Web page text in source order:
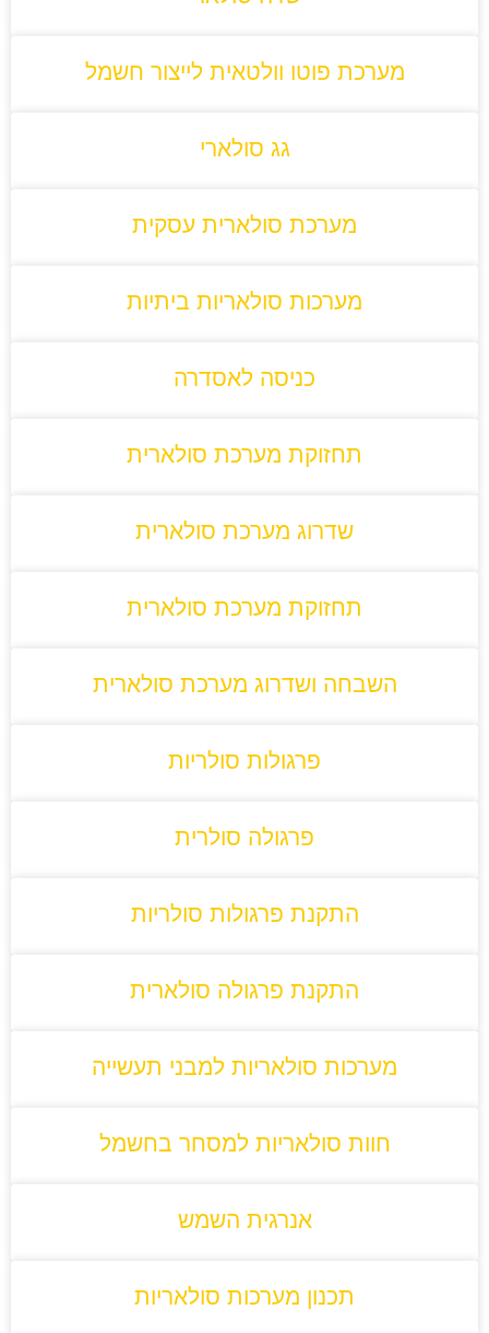
מערכת פוטו וולטאית לייצור חשמל
גג סולארי
מערכת סולארית עסקית
מערכות סולאריות ביתיות
כניסה לאסדרה
תחזוקת מערכת סולארית
שדרוג מערכת סולארית
תחזוקת מערכת סולארית
השבחה ושדרוג מערכת סולארית
פרגולות סולריות
פרגולה סולרית
התקנת פרגולות סולריות
התקנת פרגולה סולארית
מערכות סולאריות למבני תעשייה
חוות סולאריות למסחר בחשמל
אנרגית השמש
תכנון מערכות סולאריות